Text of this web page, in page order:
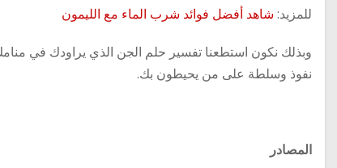
للمزيد: شاهد أفضل فوائد شرب الماء مع الليمون
وبذلك نكون استطعنا تفسير حلم الجن الذي يراودك في
نفوذ وسلطة على من يحيطون بك.
المصادر